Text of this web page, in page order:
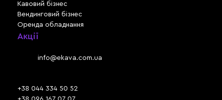
Кавовий бізнес
Вендинговий бізнес
Оренда обладнання
Акції
info@ekava.com.ua
+38 044 334 50 52